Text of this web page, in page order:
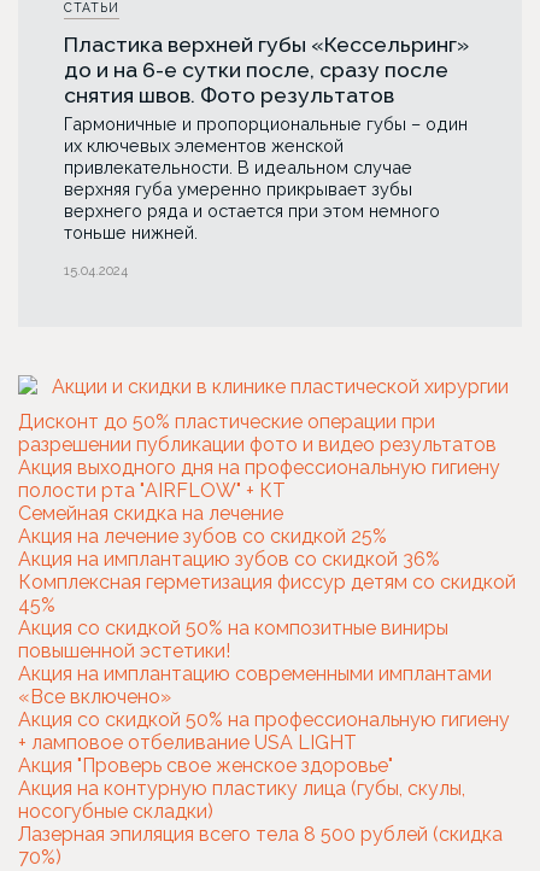
СТАТЬИ
Пластика верхней губы «Кессельринг»
до и на 6-е сутки после, сразу после
снятия швов. Фото результатов
Гармоничные и пропорциональные губы – один
их ключевых элементов женской
привлекательности. В идеальном случае
верхняя губа умеренно прикрывает зубы
верхнего ряда и остается при этом немного
тоньше нижней.
15.04.2024
Дисконт до 50% пластические операции при
разрешении публикации фото и видео результатов
Акция выходного дня на профессиональную гигиену
полости рта "AIRFLOW" + КТ
Семейная скидка на лечение
Акция на лечение зубов со скидкой 25%
Акция на имплантацию зубов со скидкой 36%
Комплексная герметизация фиссур детям со скидкой
45%
Акция со скидкой 50% на композитные виниры
повышенной эстетики!
Акция на имплантацию современными имплантами
«Все включено»
Акция со скидкой 50% на профессиональную гигиену
+ ламповое отбеливание USA LIGHT
Акция "Проверь свое женское здоровье"
Акция на контурную пластику лица (губы, скулы,
носогубные складки)
Лазерная эпиляция всего тела 8 500 рублей (скидка
70%)